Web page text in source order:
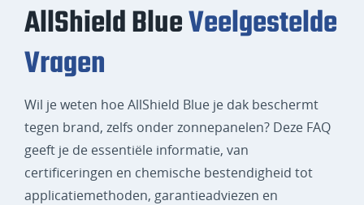
AllShield BlueVeelgestelde
Vragen
Wil je weten hoe AllShield Blue je dak beschermt
tegen brand, zelfs onder zonnepanelen? Deze FAQ
geeft je de essentiële informatie, van
certificeringen en chemische bestendigheid tot
applicatiemethoden, garantieadviezen en